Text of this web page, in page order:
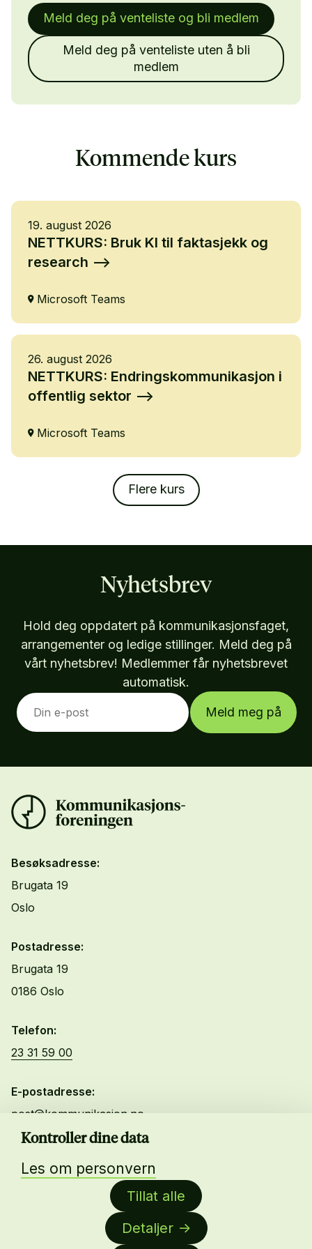
Kontroller dine data
Tillat alle
Detaljer
Les om personvern
Meld deg på venteliste og bli medlem
Meld deg på venteliste uten å bli
medlem
Kommende kurs
19. august 2026
NETTKURS: Bruk KI til faktasjekk og
research
Microsoft Teams
26. august 2026
NETTKURS: Endringskommunikasjon i
offentlig sektor
Microsoft Teams
Flere kurs
Nyhetsbrev
Hold deg oppdatert på kommunikasjonsfaget,
arrangementer og ledige stillinger. Meld deg på
vårt nyhetsbrev! Medlemmer får nyhetsbrevet
automatisk.
Meld meg på
Besøksadresse:
Brugata 19
Oslo
Postadresse:
Brugata 19
0186 Oslo
Telefon:
23 31 59 00
E-postadresse:
post@kommunikasjon.no
Kurs og Arrangementer